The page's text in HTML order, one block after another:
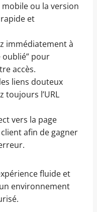
mobile ou la version
et
immédiatement à
oublié” pour
accès.
liens douteux
toujours l’URL
vers la page
afin de gagner
fluide et
environnement